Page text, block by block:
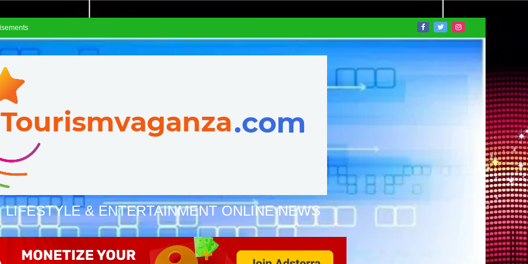
LIFESTYLE & ENTERTAINMENT ONLINE NEWS